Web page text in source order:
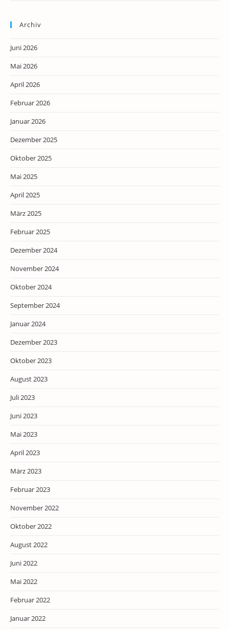
Archiv
Juni 2026
Mai 2026
April 2026
Februar 2026
Januar 2026
Dezember 2025
Oktober 2025
Mai 2025
April 2025
März 2025
Februar 2025
Dezember 2024
November 2024
Oktober 2024
September 2024
Januar 2024
Dezember 2023
Oktober 2023
August 2023
Juli 2023
Juni 2023
Mai 2023
April 2023
März 2023
Februar 2023
November 2022
Oktober 2022
August 2022
Juni 2022
Mai 2022
Februar 2022
Januar 2022